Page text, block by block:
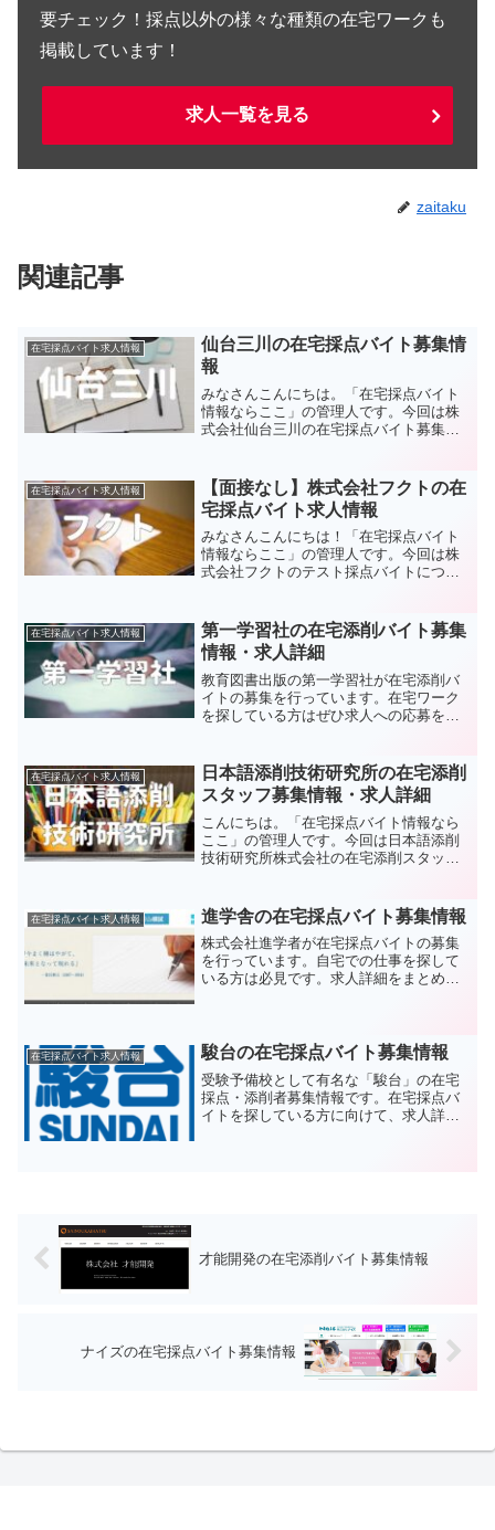
要チェック！採点以外の様々な種類の在宅ワークも
掲載しています！
求人一覧を見る
zaitaku
関連記事
在宅採点バイト求人情報
仙台三川の在宅採点バイト募集情
報
みなさんこんにちは。「在宅採点バイト
情報ならここ」の管理人です。今回は株
式会社仙台三川の在宅採点バイト募集情
考にして下さい。仙台三川概要仙台三川
は、コンピュータシステム...
在宅採点バイト求人情報
【面接なし】株式会社フクトの在
宅採点バイト求人情報
みなさんこんにちは！「在宅採点バイト
情報ならここ」の管理人です。今回は株
式会社フクトのテスト採点バイトについ
ワーク、リモートワーク、テレワークな
ど自宅でできるお仕事に興...
在宅採点バイト求人情報
第一学習社の在宅添削バイト募集
情報・求人詳細
教育図書出版の第一学習社が在宅添削バ
イトの募集を行っています。在宅ワーク
を探している方はぜひ求人への応募を検
主婦の方におすすめです。小論文の添削
に興味がある方はぜひ参考に。
在宅採点バイト求人情報
日本語添削技術研究所の在宅添削
スタッフ募集情報・求人詳細
こんにちは。「在宅採点バイト情報なら
ここ」の管理人です。今回は日本語添削
技術研究所株式会社の在宅添削スタッフ
ク、在宅ワークなど、自宅に居ながらに
して収入を得られるお仕事...
在宅採点バイト求人情報 進学舎の在宅採点バイト募集情報
株式会社進学者が在宅採点バイトの募集
を行っています。自宅での仕事を探して
いる方は必見です。求人詳細をまとめま
で、PC操作に慣れた方に向いています。
在宅採点バイト求人情報 駿台の在宅採点バイト募集情報
受験予備校として有名な「駿台」の在宅
採点・添削者募集情報です。在宅採点バ
イトを探している方に向けて、求人詳細
才能開発の在宅添削バイト募集情報
ナイズの在宅採点バイト募集情報